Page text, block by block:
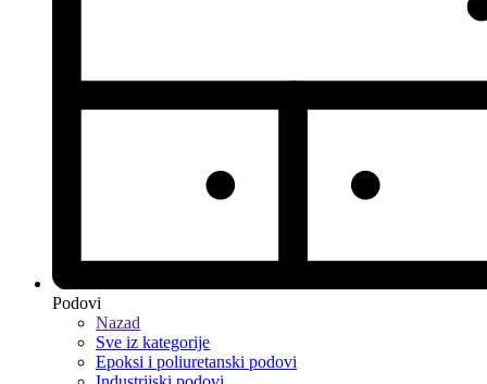
Podovi
Nazad
Sve iz kategorije
Epoksi i poliuretanski podovi